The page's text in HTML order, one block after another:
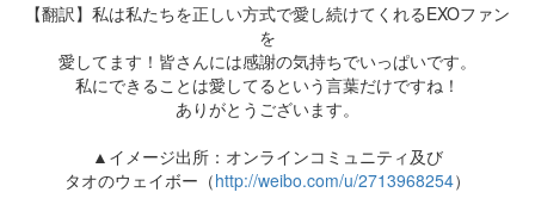
【翻訳】私は私たちを正しい方式で愛し続けてくれるEXOファン
を
愛してます！皆さんには感謝の気持ちでいっぱいです。
私にできることは愛してるという言葉だけですね！
ありがとうございます。
▲イメージ出所：オンラインコミュニティ及び
タオのウェイボー（http://weibo.com/u/2713968254）